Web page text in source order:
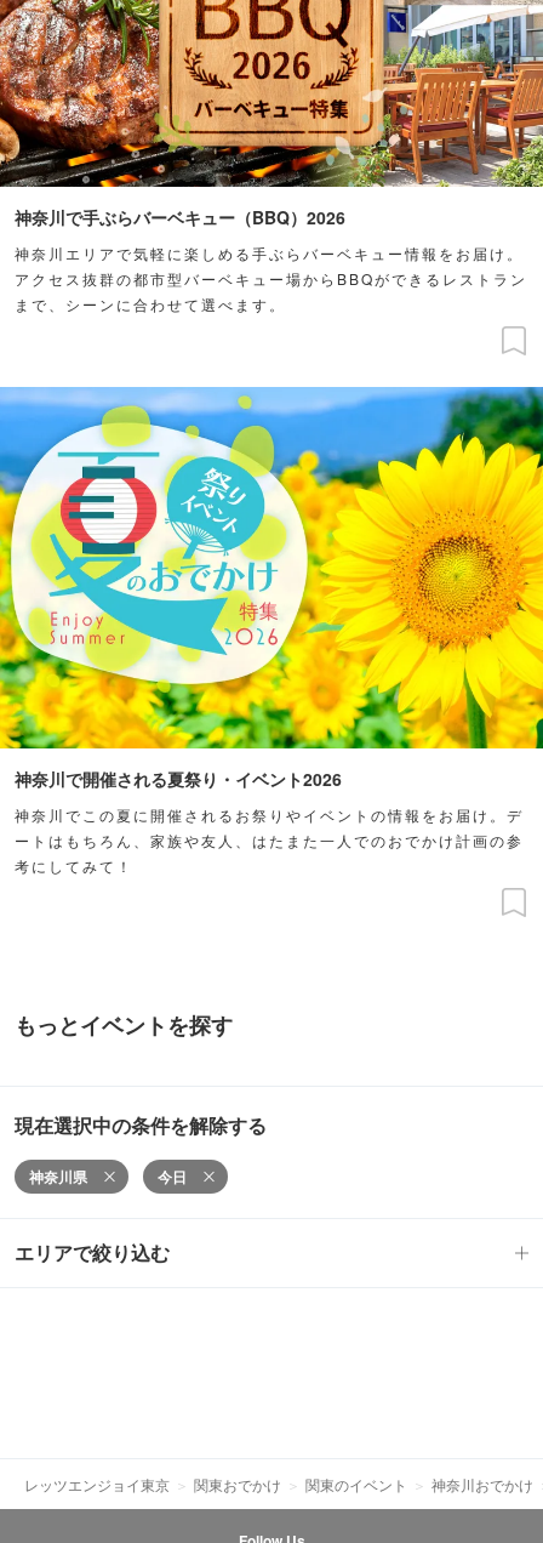
神奈川で手ぶらバーベキュー（BBQ）2026
神奈川エリアで気軽に楽しめる手ぶらバーベキュー情報をお届け。
アクセス抜群の都市型バーベキュー場からBBQができるレストラン
まで、シーンに合わせて選べます。
神奈川で開催される夏祭り・イベント2026
神奈川でこの夏に開催されるお祭りやイベントの情報をお届け。デ
ートはもちろん、家族や友人、はたまた一人でのおでかけ計画の参
考にしてみて！
もっとイベントを探す
現在選択中の条件を解除する
神奈川県 今日
エリアで絞り込む
レッツエンジョイ東京 関東おでかけ 関東のイベント 神奈川おでかけ